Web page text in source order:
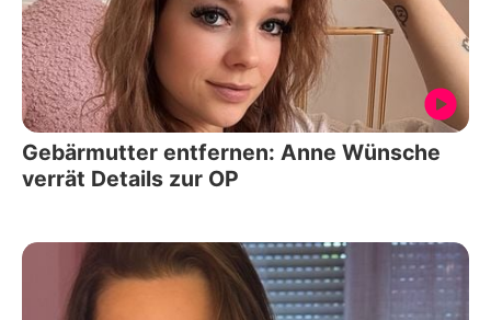
Gebärmutter entfernen: Anne Wünsche
verrät Details zur OP